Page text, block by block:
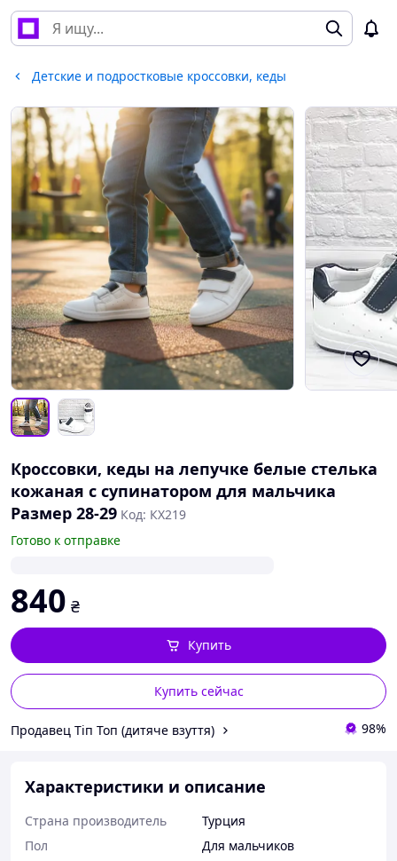
Детские и подростковые кроссовки, кеды
Кроссовки, кеды на лепучке белые стелька
кожаная с супинатором для мальчика
Размер 28-29 Код: КХ219
Готово к отправке
840 ₴
Купить сейчас
Купить
Продавец Тіп Топ (дитяче взуття) 98%
Характеристики и описание
Страна производитель
Турция
Пол
Для мальчиков